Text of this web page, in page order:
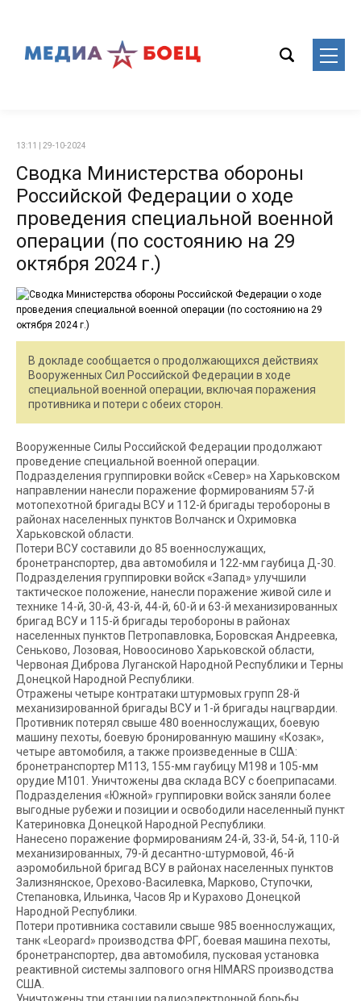
13:11 | 29-10-2024
Сводка Министерства обороны
Российской Федерации о ходе
проведения специальной военной
операции (по состоянию на 29
октября 2024 г.)
В докладе сообщается о продолжающихся действиях
Вооруженных Сил Российской Федерации в ходе
специальной военной операции, включая поражения
противника и потери с обеих сторон.
Вооруженные Силы Российской Федерации продолжают
проведение специальной военной операции.
Подразделения группировки войск «Север» на Харьковском
направлении нанесли поражение формированиям 57-й
мотопехотной бригады ВСУ и 112-й бригады теробороны в
районах населенных пунктов Волчанск и Охримовка
Харьковской области.
Потери ВСУ составили до 85 военнослужащих,
бронетранспортер, два автомобиля и 122-мм гаубица Д-30.
Подразделения группировки войск «Запад» улучшили
тактическое положение, нанесли поражение живой силе и
технике 14-й, 30-й, 43-й, 44-й, 60-й и 63-й механизированных
бригад ВСУ и 115-й бригады теробороны в районах
населенных пунктов Петропавловка, Боровская Андреевка,
Сеньково, Лозовая, Новоосиново Харьковской области,
Червоная Диброва Луганской Народной Республики и Терны
Донецкой Народной Республики.
Отражены четыре контратаки штурмовых групп 28-й
механизированной бригады ВСУ и 1-й бригады нацгвардии.
Противник потерял свыше 480 военнослужащих, боевую
машину пехоты, боевую бронированную машину «Козак»,
четыре автомобиля, а также произведенные в США:
бронетранспортер М113, 155-мм гаубицу М198 и 105-мм
орудие М101. Уничтожены два склада ВСУ с боеприпасами.
Подразделения «Южной» группировки войск заняли более
выгодные рубежи и позиции и освободили населенный пункт
Катериновка Донецкой Народной Республики.
Нанесено поражение формированиям 24-й, 33-й, 54-й, 110-й
механизированных, 79-й десантно-штурмовой, 46-й
аэромобильной бригад ВСУ в районах населенных пунктов
Зализнянское, Орехово-Василевка, Марково, Ступочки,
Степановка, Ильинка, Часов Яр и Курахово Донецкой
Народной Республики.
Потери противника составили свыше 985 военнослужащих,
танк «Leopard» производства ФРГ, боевая машина пехоты,
бронетранспортер, два автомобиля, пусковая установка
реактивной системы залпового огня HIMARS производства
США.